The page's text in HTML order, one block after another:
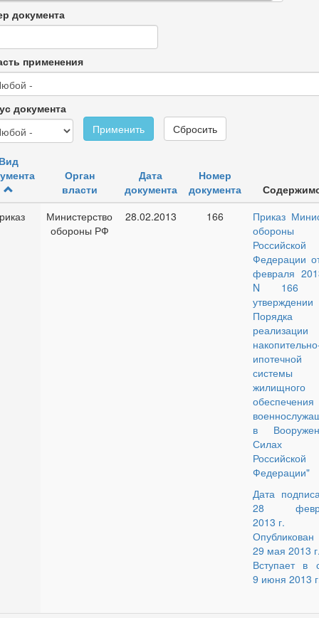
документа
применения
документа
Применить
Сбросить
Орган
власти
Дата
документа
Номер
документа
Министерство
обороны РФ
28.02.2013 166
Приказ
обороны
Российской
Федерации
февраля
N 166
утверждении
Порядка
реализации
ипотечной
системы
жилищного
обеспечения
в
Силах
Российской
Федерации"
Дата
28
2013 г.
Опубликован
29 мая 2013 г.
Вступает в
9 июня 2013